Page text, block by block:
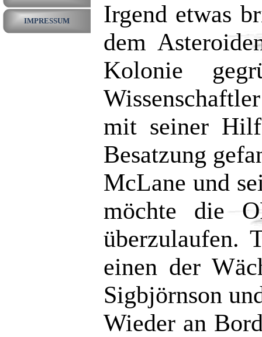
IMPRESSUM
Irgend etwas
dem
Kolonie
mit seiner
Besatzung
McLane und
möchte die
überzulaufen.
einen der
Sigbjörnson
Wieder an